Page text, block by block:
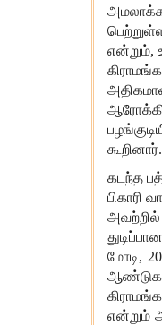
என்றும்,
கூறினார்.
கடந்த
பிகாரி
அவற்றில்
துடிப்பான
மோடி,
என்றும்